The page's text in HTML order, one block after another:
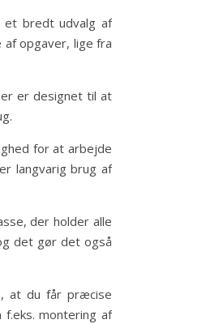
et bredt udvalg af
opgaver, lige fra
er designet til at
for at arbejde
langvarig brug af
der holder alle
det gør det også
at du får præcise
montering af